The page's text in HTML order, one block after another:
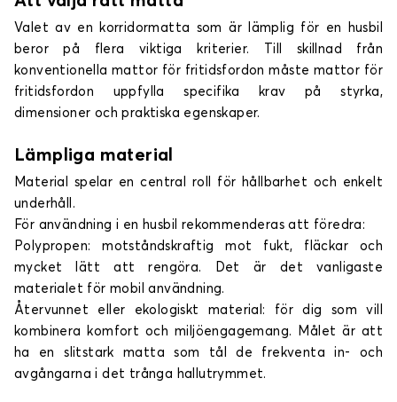
Valet av en korridormatta som är lämplig för en husbil
beror på flera viktiga kriterier. Till skillnad från
konventionella mattor för fritidsfordon måste mattor för
fritidsfordon uppfylla specifika krav på styrka,
dimensioner och praktiska egenskaper.
Lämpliga material
Material spelar en central roll för hållbarhet och enkelt
underhåll.
För användning i en husbil rekommenderas att föredra:
Polypropen: motståndskraftig mot fukt, fläckar och
mycket lätt att rengöra. Det är det vanligaste
materialet för mobil användning.
Återvunnet eller ekologiskt material: för dig som vill
kombinera komfort och miljöengagemang. Målet är att
ha en slitstark matta som tål de frekventa in- och
avgångarna i det trånga hallutrymmet.